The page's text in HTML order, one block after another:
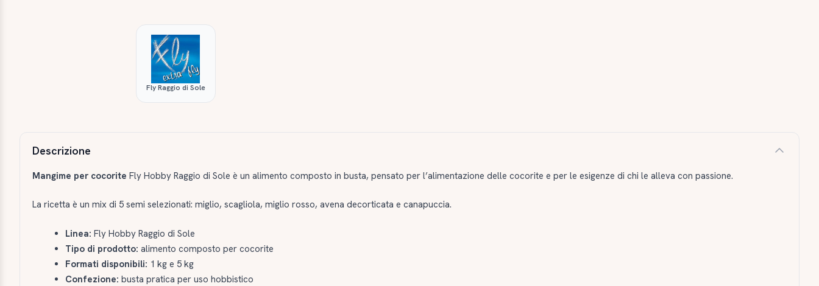
Fly Raggio di Sole
Descrizione
Mangime per cocorite Fly Hobby Raggio di Sole è un alimento composto in busta, pensato per l’alimentazione delle cocorite e per le esigenze di chi le alleva con passione.
La ricetta è un mix di 5 semi selezionati: miglio, scagliola, miglio rosso, avena decorticata e canapuccia.
Linea: Fly Hobby Raggio di Sole
Tipo di prodotto: alimento composto per cocorite
Formati disponibili: 1 kg e 5 kg
Confezione: busta pratica per uso hobbistico